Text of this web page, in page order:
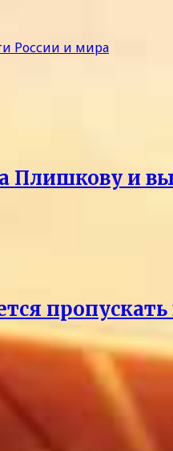
Плишкову и